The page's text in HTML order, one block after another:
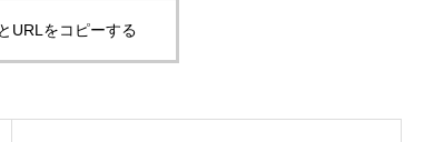
URLをコピーする